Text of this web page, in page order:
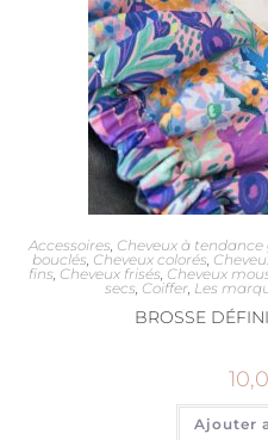
Accessoires, Cheveux à tendance
bouclés, Cheveux colorés,
fins, Cheveux frisés, Cheveux
secs, Coiffer, Les
BROSSE
Ajouter